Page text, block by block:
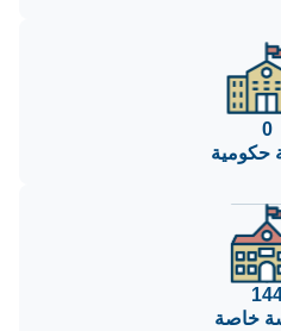
0
حكومية
خاصة